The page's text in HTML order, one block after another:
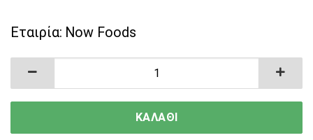
Εταιρία: Now Foods
Γλυκοζαμίνη και Χονδροϊτίνη με MSM Now
ΚΑΛΑΘΙ